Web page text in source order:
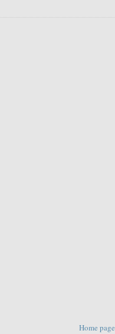
Home page